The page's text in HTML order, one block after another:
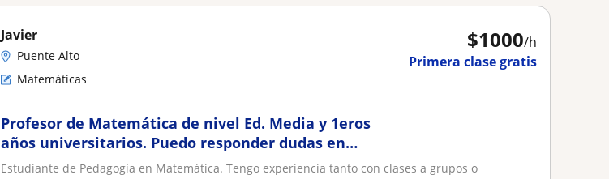
$1000/h
Primera clase gratis
Javier
Puente Alto
Matemáticas
Profesor de Matemática de nivel Ed. Media y 1eros
años universitarios. Puedo responder dudas en
específico y apoyar académicamente
Estudiante de Pedagogía en Matemática. Tengo experiencia tanto con clases a grupos o